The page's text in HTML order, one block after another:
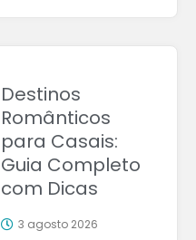
Destinos
Românticos
para Casais:
Guia Completo
com Dicas
3 agosto 2026